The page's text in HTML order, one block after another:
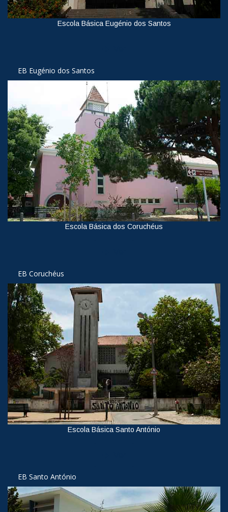
Escola Básica Eugénio dos Santos
EB Eugénio dos Santos
Escola Básica dos Coruchéus
EB Coruchéus
Escola Básica Santo António
EB Santo António